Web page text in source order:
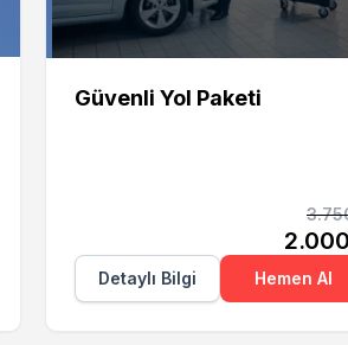
Güvenli Yol Paketi
2.000
Detaylı Bilgi
Hemen Al